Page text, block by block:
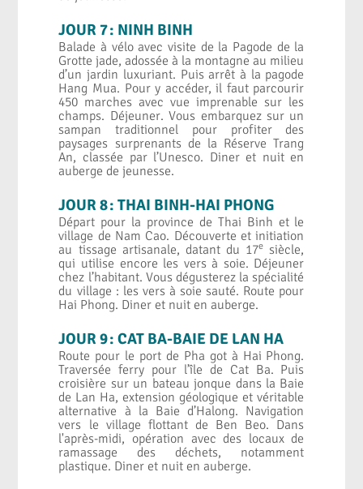
JOUR 7 : NINH BINH
Balade à vélo avec visite de la Pagode de la
Grotte jade, adossée à la montagne au milieu
d’un jardin luxuriant. Puis arrêt à la pagode
Hang Mua. Pour y accéder, il faut parcourir
450 marches avec vue imprenable sur les
champs. Déjeuner. Vous embarquez sur un
sampan traditionnel pour profiter des
paysages surprenants de la Réserve Trang
An, classée par l’Unesco. Diner et nuit en
auberge de jeunesse.
JOUR 8 : THAI BINH-HAI PHONG
Départ pour la province de Thai Binh et le
village de Nam Cao. Découverte et initiation
au tissage artisanale, datant du 17e siècle,
qui utilise encore les vers à soie. Déjeuner
chez l’habitant. Vous dégusterez la spécialité
du village : les vers à soie sauté. Route pour
Hai Phong. Diner et nuit en auberge.
JOUR 9 : CAT BA-BAIE DE LAN HA
Route pour le port de Pha got à Hai Phong.
Traversée ferry pour l’île de Cat Ba. Puis
croisière sur un bateau jonque dans la Baie
de Lan Ha, extension géologique et véritable
alternative à la Baie d’Halong. Navigation
vers le village flottant de Ben Beo. Dans
l'après-midi, opération avec des locaux de
ramassage des déchets, notamment
plastique. Diner et nuit en auberge.